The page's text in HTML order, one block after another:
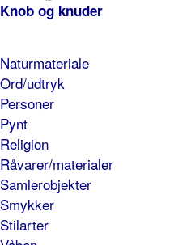
Knob og knuder
Naturmateriale
Ord/udtryk
Personer
Pynt
Religion
Råvarer/materialer
Samlerobjekter
Smykker
Stilarter